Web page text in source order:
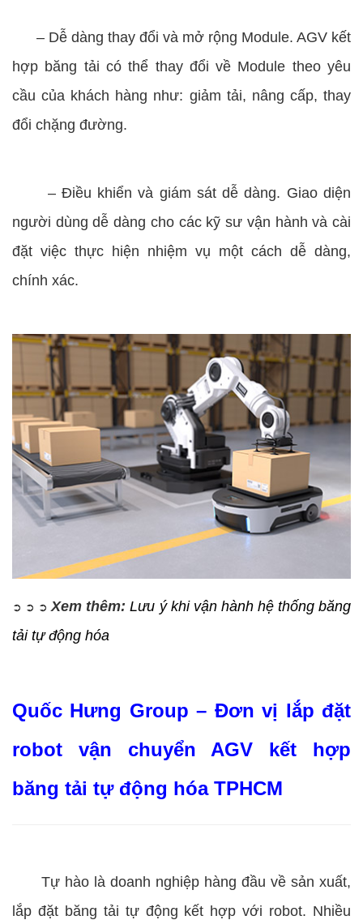
– Dễ dàng thay đổi và mở rộng Module. AGV kết
hợp băng tải có thể thay đổi về Module theo yêu
cầu của khách hàng như: giảm tải, nâng cấp, thay
đổi chặng đường.
– Điều khiển và giám sát dễ dàng. Giao diện
người dùng dễ dàng cho các kỹ sư vận hành và cài
đặt việc thực hiện nhiệm vụ một cách dễ dàng,
chính xác.
➲ ➲ ➲Xem thêm:Lưu ý khi vận hành hệ thống băng
tải tự động hóa
Quốc Hưng Group – Đơn vị lắp đặt
robot vận chuyển AGV kết hợp
băng tải tự động hóa TPHCM
Tự hào là doanh nghiệp hàng đầu về sản xuất,
lắp đặt băng tải tự động kết hợp với robot. Nhiều